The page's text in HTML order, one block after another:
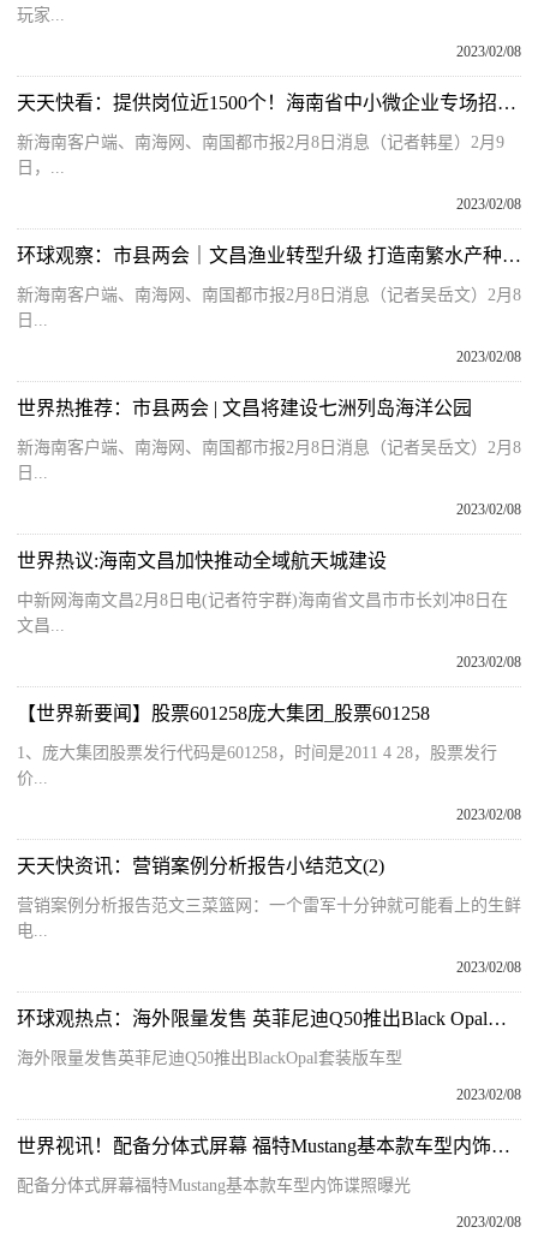
玩家...
2023/02/08
天天快看：提供岗位近1500个！海南省中小微企业专场招聘会明日等你来
新海南客户端、南海网、南国都市报2月8日消息（记者韩星）2月9
日，...
2023/02/08
环球观察：市县两会｜文昌渔业转型升级 打造南繁水产种业硅谷
新海南客户端、南海网、南国都市报2月8日消息（记者吴岳文）2月8
日...
2023/02/08
世界热推荐：市县两会 | 文昌将建设七洲列岛海洋公园
新海南客户端、南海网、南国都市报2月8日消息（记者吴岳文）2月8
日...
2023/02/08
世界热议:海南文昌加快推动全域航天城建设
中新网海南文昌2月8日电(记者符宇群)海南省文昌市市长刘冲8日在
文昌...
2023/02/08
【世界新要闻】股票601258庞大集团_股票601258
1、庞大集团股票发行代码是601258，时间是2011 4 28，股票发行
价...
2023/02/08
天天快资讯：营销案例分析报告小结范文(2)
营销案例分析报告范文三菜篮网：一个雷军十分钟就可能看上的生鲜
电...
2023/02/08
环球观热点：海外限量发售 英菲尼迪Q50推出Black Opal套装版车型
海外限量发售英菲尼迪Q50推出BlackOpal套装版车型
2023/02/08
世界视讯！配备分体式屏幕 福特Mustang基本款车型内饰谍照曝光
配备分体式屏幕福特Mustang基本款车型内饰谍照曝光
2023/02/08